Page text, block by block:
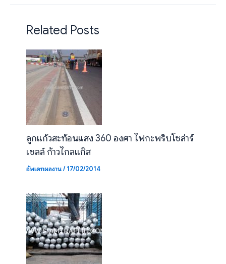
Related Posts
ลูกแก้วสะท้อนแสง 360 องศา ไฟกะพริบโซล่าร์
เซลล์ ก้าวไกลแก๊ส
อัพเดทผลงาน/17/02/2014